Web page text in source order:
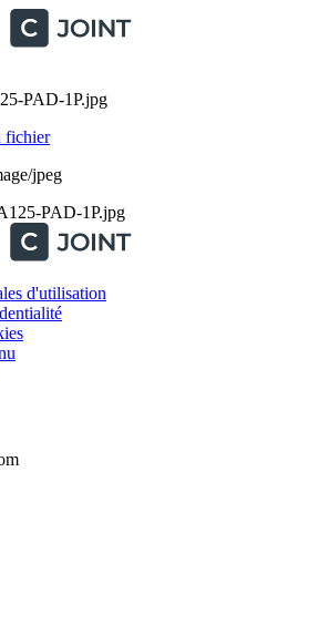
PAD-1P.jpg
fichier
jpeg
d'utilisation